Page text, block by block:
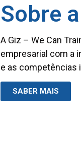
Sobre
A Giz – We Can
empresarial com a
e as competências
SABER MAIS